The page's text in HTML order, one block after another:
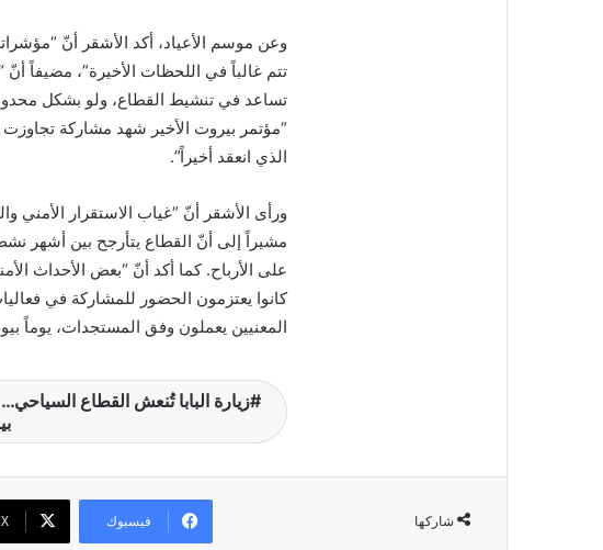
وعن موسم الأعياد، أكد الأشقر أنّ
تتم غالباً في اللحظات الأخيرة”، مضيفاً
تساعد في تنشيط القطاع، ولو بشكل
الذي انعقد أخيراً”.
ورأى الأشقر أنّ “غياب الاستقرار
مشيراً إلى أنّ القطاع يتأرجح بين أشهر
على الأرباح. كما أكد أنّ “بعض الأحداث
كانوا يعتزمون الحضور للمشاركة في
المعنيين يعملون وفق المستجدات، يوماً
شاركها فيسبوك X